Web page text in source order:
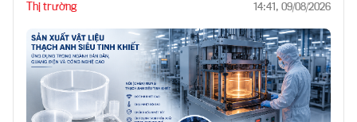
Thị trường 14:41, 09/08/2026